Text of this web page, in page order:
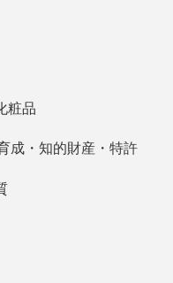
粧品
成・知的財産・特許